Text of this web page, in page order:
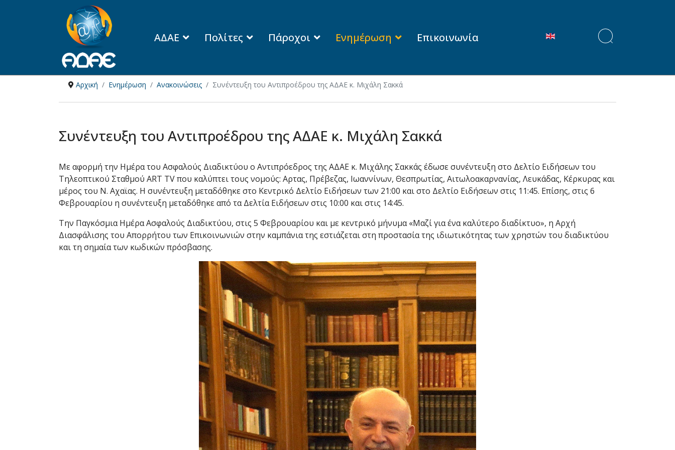
ΑΔΑΕ Πολίτες Πάροχοι Ενημέρωση Επικοινωνία Επιλέξτε τη γλώσσα σας
Αρχική Ενημέρωση Ανακοινώσεις Συνέντευξη του Αντιπροέδρου της ΑΔΑΕ κ. Μιχάλη Σακκά
Συνέντευξη του Αντιπροέδρου της ΑΔΑΕ κ. Μιχάλη Σακκά
Με αφορμή την Ημέρα του Ασφαλούς Διαδικτύου ο Αντιπρόεδρος της ΑΔΑΕ κ. Μιχάλης Σακκάς έδωσε συνέντευξη στο Δελτίο Ειδήσεων του
Τηλεοπτικού Σταθμού ART TV που καλύπτει τους νομούς: Αρτας, Πρέβεζας, Ιωαννίνων, Θεσπρωτίας, Αιτωλοακαρνανίας, Λευκάδας, Κέρκυρας και
μέρος του Ν. Αχαϊας. Η συνέντευξη μεταδόθηκε στο Κεντρικό Δελτίο Ειδήσεων των 21:00 και στο Δελτίο Ειδήσεων στις 11:45. Επίσης, στις 6
Φεβρουαρίου η συνέντευξη μεταδόθηκε από τα Δελτία Ειδήσεων στις 10:00 και στις 14:45.
Την Παγκόσμια Ημέρα Ασφαλούς Διαδικτύου, στις 5 Φεβρουαρίου και με κεντρικό μήνυμα «Μαζί για ένα καλύτερο διαδίκτυο», η Αρχή
Διασφάλισης του Απορρήτου των Επικοινωνιών στην καμπάνια της εστιάζεται στη προστασία της ιδιωτικότητας των χρηστών του διαδικτύου
και τη σημαία των κωδικών πρόσβασης.